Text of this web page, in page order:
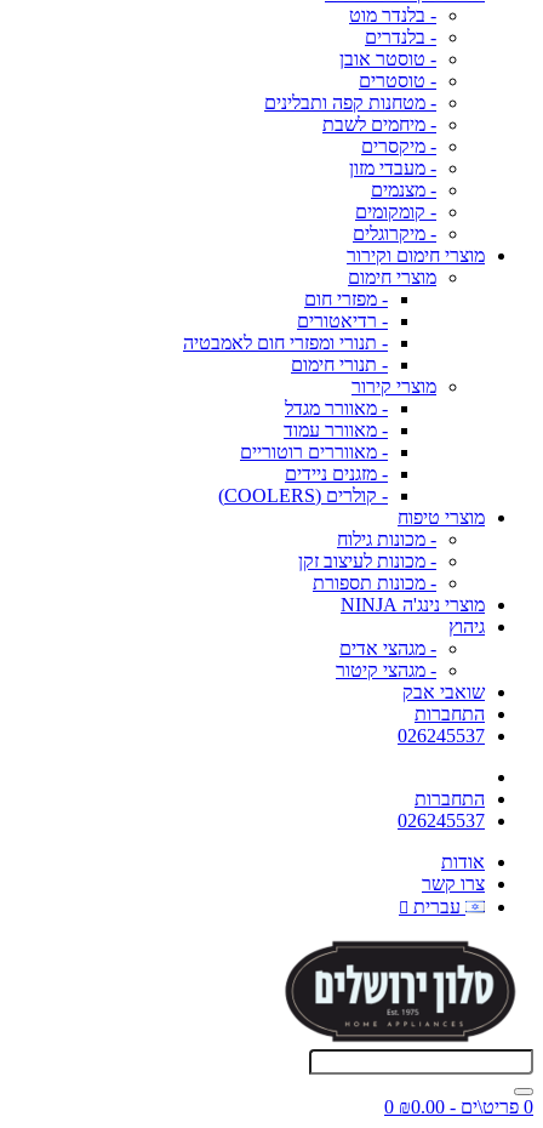
- בלנדר מוט
- בלנדרים
- טוסטר אובן
- טוסטרים
- מטחנות קפה ותבלינים
- מיחמים לשבת
- מיקסרים
- מעבדי מזון
- מצנמים
- קומקומים
- מיקרוגלים
מוצרי חימום וקירור
מוצרי חימום
- מפזרי חום
- רדיאטורים
- תנורי ומפזרי חום לאמבטיה
- תנורי חימום
מוצרי קירור
- מאוורר מגדל
- מאוורר עמוד
- מאווררים רוטוריים
- מזגנים ניידים
- קולרים (COOLERS)
מוצרי טיפוח
- מכונות גילוח
- מכונות לעיצוב זקן
- מכונות תספורת
מוצרי נינג'ה NINJA
גיהוץ
- מגהצי אדים
- מגהצי קיטור
שואבי אבק
התחברות
026245537
התחברות
026245537
אודות
צרו קשר
עברית
0 פריט\ים - ₪0.00
0